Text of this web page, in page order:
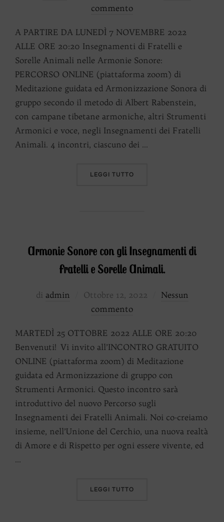
commento
A PARTIRE DA LUNEDÌ 7 NOVEMBRE 2022
ALLE ORE 20:20 Insegnamenti di Fratelli e
Sorelle Animali nelle Armonie Sonore:
PERCORSO ONLINE (piattaforma zoom) di
Meditazione guidata ed Armonizzazione Sonora di
gruppo secondo il metodo di Albert Rabenstein,
con campane tibetane armoniche, altri Strumenti
Armonici e voce, negli Insegnamenti dei Fratelli
Animali. 4 incontri, ciascuno dei …
LEGGI TUTTO
Armonie Sonore con gli Insegnamenti di
Fratelli e Sorelle Animali.
di admin
Pubblicato
Ottobre 12, 2022
Nessun
commento
MARTEDÌ 25 OTTOBRE 2022 ALLE ORE 20:20
Benvenuti! Vi invito all’INCONTRO GRATUITO
ONLINE (piattaforma zoom) di Meditazione
guidata ed Armonizzazione di gruppo con
Strumenti Armonici. Questo incontro sarà
introduttivo del nuovo Percorso sugli
Insegnamenti dei Fratelli Animali. Noi co-creiamo
insieme, nell’Unione del Cerchio, una nuova realtà
di Amore e di Rispetto per ogni essere vivente, ed
…
LEGGI TUTTO